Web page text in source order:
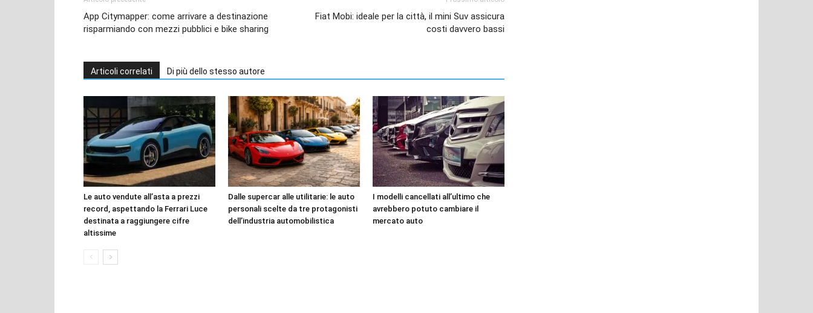
App Citymapper: come arrivare a destinazione
risparmiando con mezzi pubblici e bike sharing
Fiat Mobi: ideale per la città, il mini Suv assicura
costi davvero bassi
Articoli correlati Di più dello stesso autore
Le auto vendute all’asta a prezzi
record, aspettando la Ferrari Luce
destinata a raggiungere cifre
altissime
Dalle supercar alle utilitarie: le auto
personali scelte da tre protagonisti
dell’industria automobilistica
I modelli cancellati all’ultimo che
avrebbero potuto cambiare il
mercato auto